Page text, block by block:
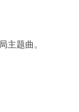
主题曲。